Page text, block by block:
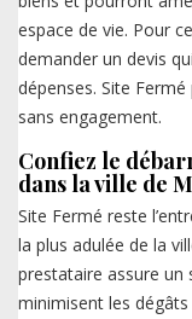
espace de vie. Pour
demander un devis
dépenses. Site
sans engagement.
Confiez le
dans la ville de
Site Fermé reste
la plus adulée de la
prestataire assure un
minimisent les